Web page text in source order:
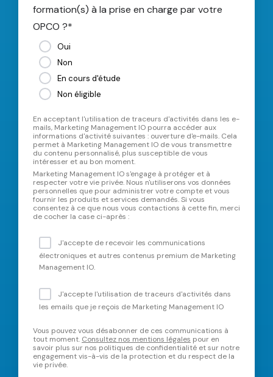
formation(s) à la prise en charge par votre
OPCO ?*
Oui
Non
En cours d'étude
Non éligible
En acceptant l'utilisation de traceurs d'activités dans les e-
mails, Marketing Management IO pourra accéder aux
informations d'activité suivantes : ouverture d'e-mails. Cela
permet à Marketing Management IO de vous transmettre
du contenu personnalisé, plus susceptible de vous
intéresser et au bon moment.
Marketing Management IO s'engage à protéger et à
respecter votre vie privée. Nous n'utiliserons vos données
personnelles que pour administrer votre compte et vous
fournir les produits et services demandés. Si vous
consentez à ce que nous vous contactions à cette fin, merci
de cocher la case ci-après :
J'accepte de recevoir les communications
électroniques et autres contenus premium de Marketing
Management IO.
J'accepte l'utilisation de traceurs d'activités dans
les emails que je reçois de Marketing Management IO
Vous pouvez vous désabonner de ces communications à
tout moment. Consultez nos mentions légales pour en
savoir plus sur nos politiques de confidentialité et sur notre
engagement vis-à-vis de la protection et du respect de la
vie privée.